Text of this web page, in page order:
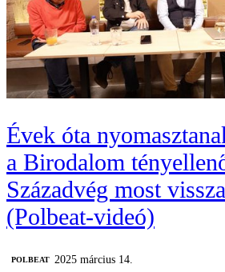
Évek óta
a Birodalom
Századvég most
(Polbeat-videó)
‎POLBEAT
2025 március 14.